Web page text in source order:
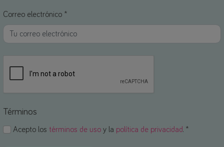
Correo electrónico *
Términos
Acepto los términos de uso y la política de privacidad. *